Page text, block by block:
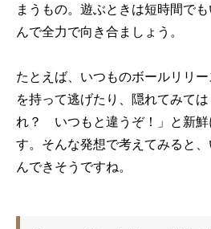
まうもの。遊ぶときは短時間で
んで全力で向き合ましょう。
たとえば、いつものボールリリ
を持って逃げたり、隠れてみて
れ？ いつもと違うぞ！」と新鮮
す。そんな発想で考えてみると
んできそうですね。